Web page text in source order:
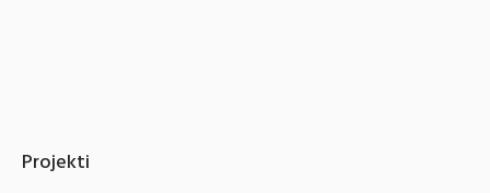
Projekti